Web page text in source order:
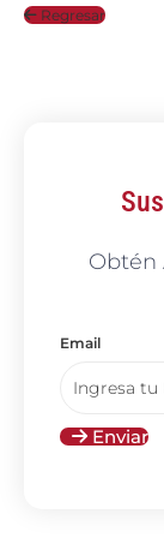
Regresar
Obtén
Email
Enviar